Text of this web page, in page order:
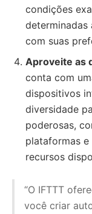
condições
determinadas
com suas
Aproveite as
conta com
dispositivos
diversidade
poderosas,
plataformas
recursos
“O IFTTT
você criar